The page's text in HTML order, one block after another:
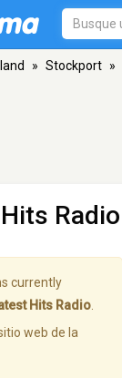
» Stockport »
Radio
currently
Hits Radio
web de la